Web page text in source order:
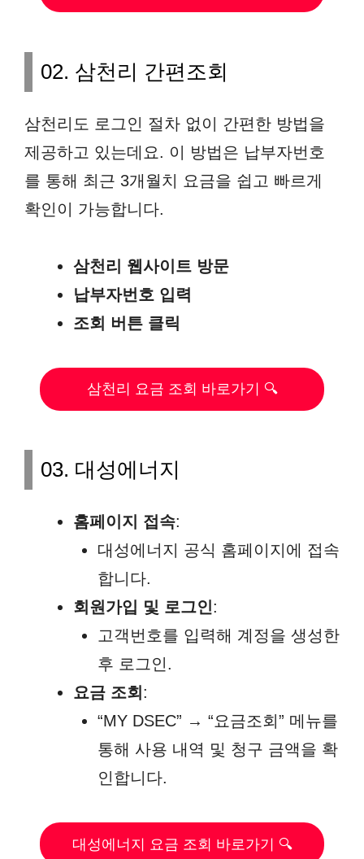
02. 삼천리 간편조회
삼천리도 로그인 절차 없이 간편한 방법을
제공하고 있는데요. 이 방법은 납부자번호
를 통해 최근 3개월치 요금을 쉽고 빠르게
확인이 가능합니다.
삼천리 웹사이트 방문
납부자번호 입력
조회 버튼 클릭
삼천리 요금 조회 바로가기 🔍
03. 대성에너지
홈페이지 접속:
대성에너지 공식 홈페이지에 접속
합니다.
회원가입 및 로그인:
고객번호를 입력해 계정을 생성한
후 로그인.
요금 조회 :
“MY DSEC” → “요금조회” 메뉴를
통해 사용 내역 및 청구 금액을 확
인합니다.
대성에너지 요금 조회 바로가기 🔍